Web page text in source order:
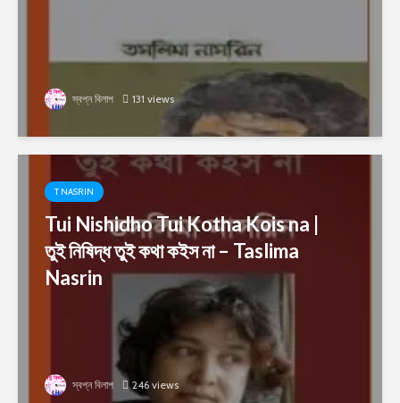
স্বপ্ন বিলাপ 131 views
T NASRIN
Tui Nishidho Tui Kotha Kois na |
তুই নিষিদ্ধ তুই কথা কইস না – Taslima
Nasrin
স্বপ্ন বিলাপ 246 views